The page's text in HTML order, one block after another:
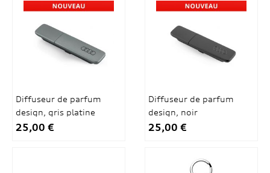
Diffuseur de parfum
design, gris platine
25,00 €
Diffuseur de parfum
design, noir
25,00 €